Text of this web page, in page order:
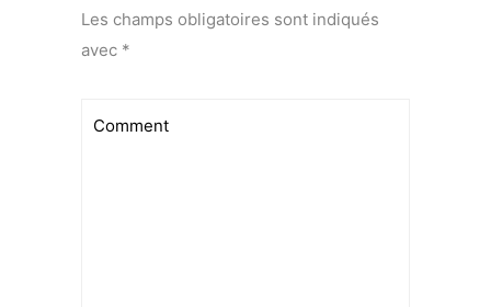
Les champs obligatoires sont indiqués
avec *